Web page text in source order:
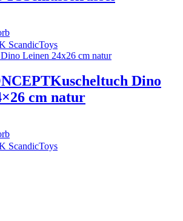
ScandicToys
Kuscheltuch Dino
cm natur
ScandicToys